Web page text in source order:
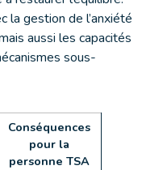
la gestion de l’anxiété
aussi les capacités
sous-
Conséquences
pour la
personne TSA